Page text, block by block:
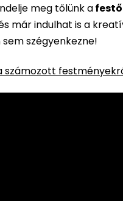
meg tőlünk a
már indulhat is a
szégyenkezne!
számozott